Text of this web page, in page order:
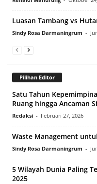
Luasan Tambang vs
Sindy Rosa Darmaningrum -
Pilihan Editor
Satu Tahun
Ruang hingga Ancaman
Redaksi - Februari 27, 2026
Waste Management
Sindy Rosa Darmaningrum -
5 Wilayah Dunia Paling
2025